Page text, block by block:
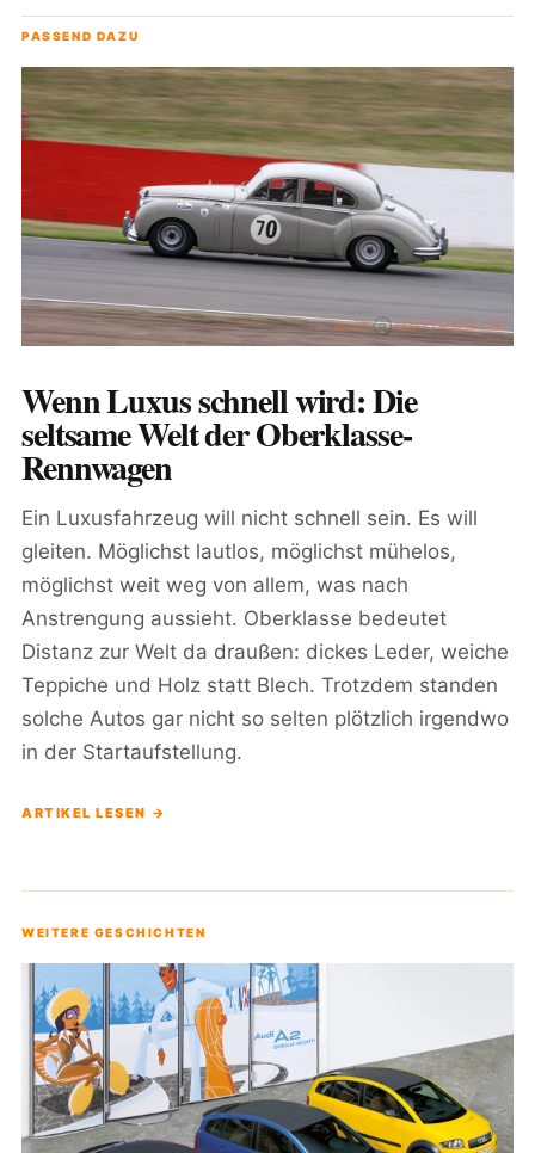
PASSEND DAZU
Wenn Luxus schnell wird: Die
seltsame Welt der Oberklasse-
Rennwagen
Ein Luxusfahrzeug will nicht schnell sein. Es will
gleiten. Möglichst lautlos, möglichst mühelos,
möglichst weit weg von allem, was nach
Anstrengung aussieht. Oberklasse bedeutet
Distanz zur Welt da draußen: dickes Leder, weiche
Teppiche und Holz statt Blech. Trotzdem standen
solche Autos gar nicht so selten plötzlich irgendwo
in der Startaufstellung.
ARTIKEL LESEN →
WEITERE GESCHICHTEN